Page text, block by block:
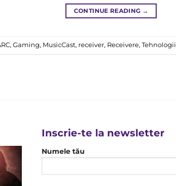
CONTINUE READING →
, Gaming, MusicCast, receiver, Receivere, Tehnologii
Inscrie-te la newsletter
Numele tău